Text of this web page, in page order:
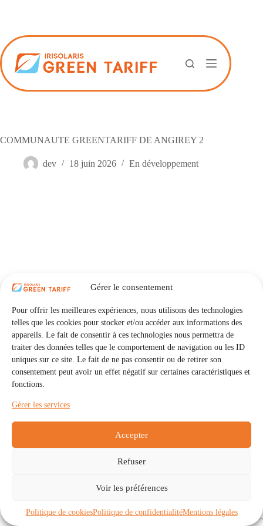
Gérer le consentement
Pour offrir les meilleures expériences, nous utilisons des technologies
telles que les cookies pour stocker et/ou accéder aux informations des
appareils. Le fait de consentir à ces technologies nous permettra de
traiter des données telles que le comportement de navigation ou les ID
uniques sur ce site. Le fait de ne pas consentir ou de retirer son
consentement peut avoir un effet négatif sur certaines caractéristiques et
fonctions.
Gérer les services
Accepter
Refuser
Voir les préférences
Politique de cookiesPolitique de confidentialitéMentions légales
COMMUNAUTE GREENTARIFF DE ANGIREY 2
dev 18 juin 2026 En développement
Communautés
À propos
Politique de cookies (UE)